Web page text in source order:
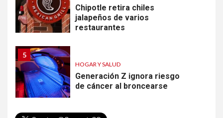
Chipotle retira chiles
jalapeños de varios
restaurantes
5
HOGAR Y SALUD
Generación Z ignora riesgo
de cáncer al broncearse